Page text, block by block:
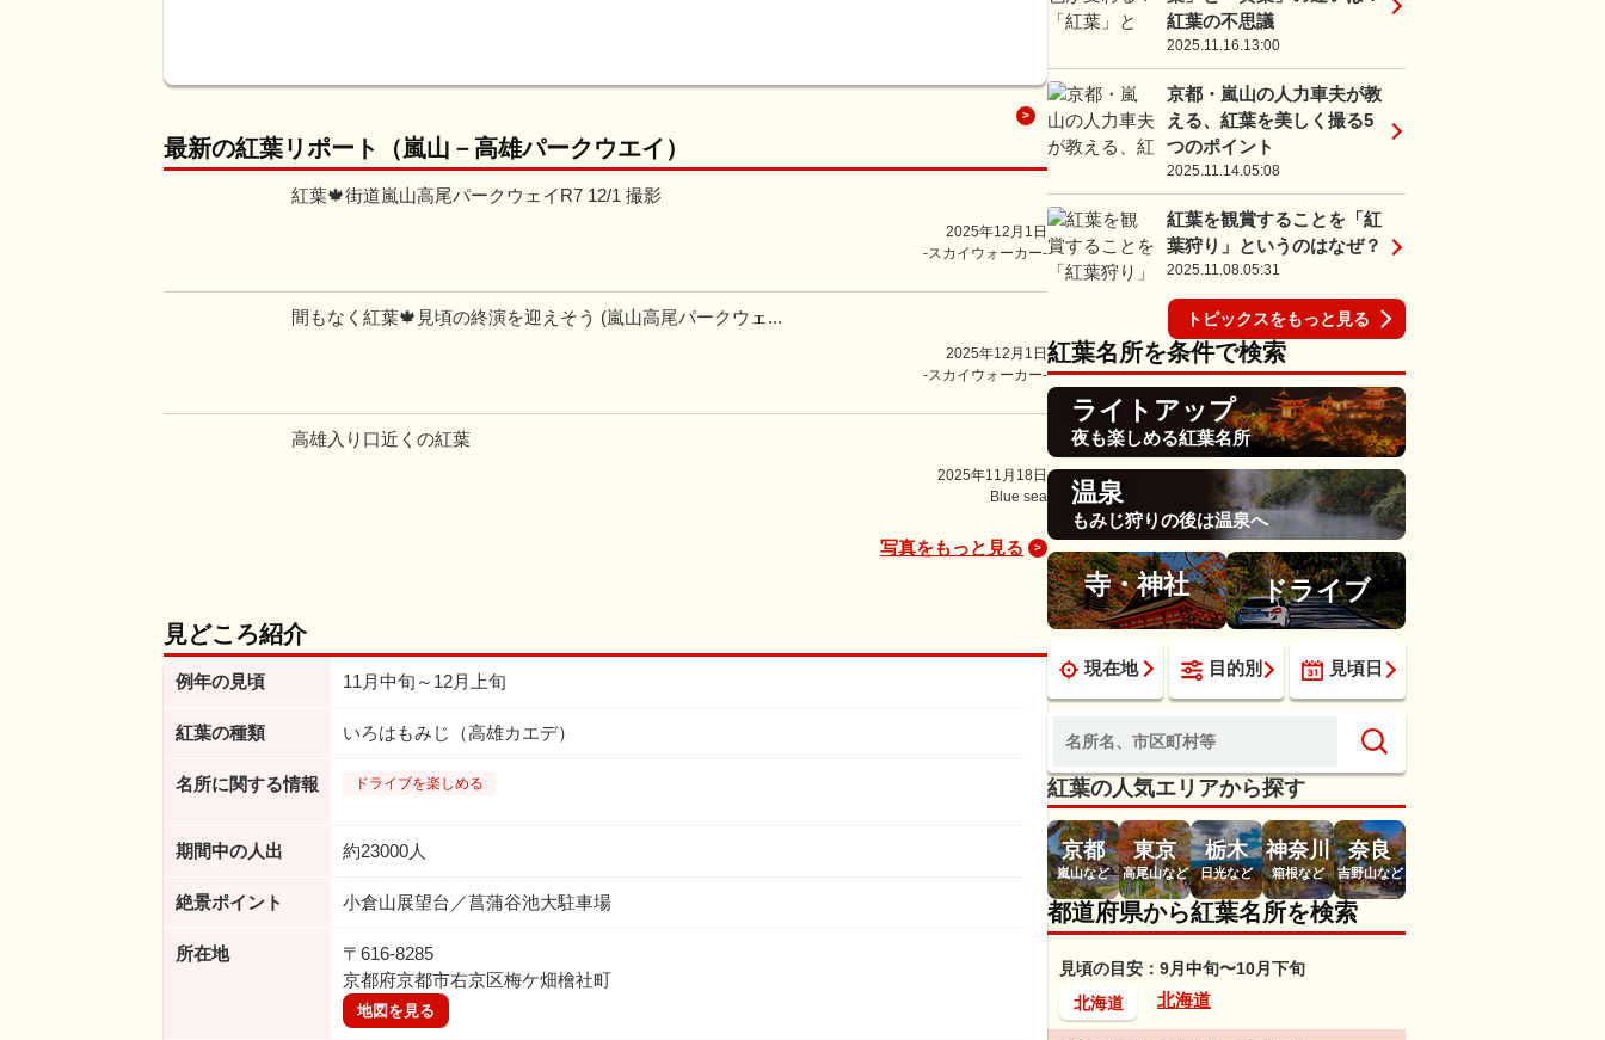
最新の紅葉リポート（嵐山－高雄パークウエイ）
紅葉🍁街道嵐山高尾パークウェイR7 12/1 撮影
2025年12月1日
-スカイウォーカー-
間もなく紅葉🍁見頃の終演を迎えそう (嵐山高尾パークウェ...
2025年12月1日
-スカイウォーカー-
高雄入り口近くの紅葉
2025年11月18日
Blue sea
写真をもっと見る
見どころ紹介
例年の見頃 11月中旬～12月上旬
紅葉の種類 いろはもみじ（高雄カエデ）
名所に関する情報 ドライブを楽しめる
期間中の人出 約23000人
絶景ポイント 小倉山展望台／菖蒲谷池大駐車場
所在地
〒616-8285
京都府京都市右京区梅ケ畑檜社町
地図を見る
紅葉の不思議
2025.11.16.13:00
京都・嵐山の人力車夫が教
える、紅葉を美しく撮る5
つのポイント
2025.11.14.05:08
紅葉を観賞することを「紅
葉狩り」というのはなぜ？
2025.11.08.05:31
トピックスをもっと見る
紅葉名所を条件で検索
ライトアップ
夜も楽しめる紅葉名所
温泉
もみじ狩りの後は温泉へ
寺・神社 ドライブ
現在地 目的別 見頃日
紅葉の人気エリアから探す
京都
嵐山など
東京
高尾山など
栃木
日光など
神奈川
箱根など
奈良
吉野山など
都道府県から紅葉名所を検索
見頃の目安：9月中旬〜10月下旬
北海道
北海道